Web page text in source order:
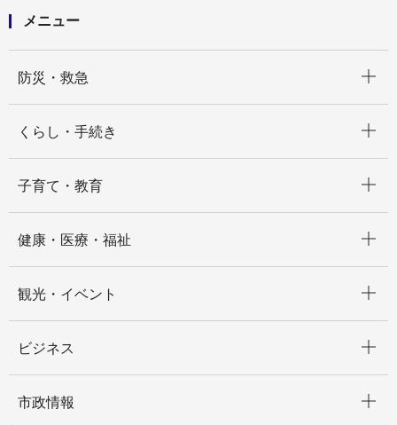
メニュー
防災・救急
くらし・手続き
子育て・教育
健康・医療・福祉
観光・イベント
ビジネス
市政情報